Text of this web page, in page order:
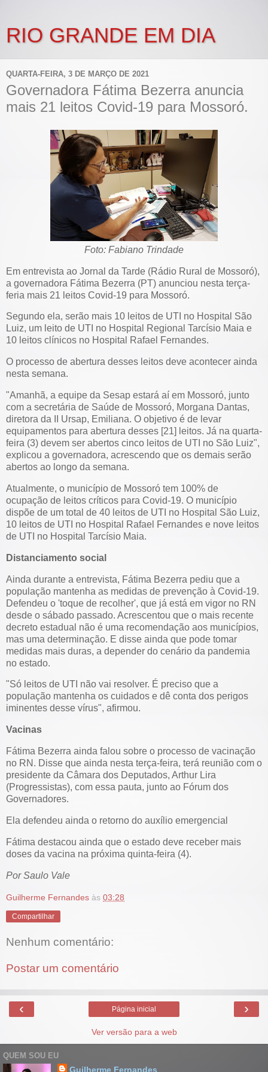
RIO GRANDE EM DIA
QUARTA-FEIRA, 3 DE MARÇO DE 2021
Governadora Fátima Bezerra anuncia
mais 21 leitos Covid-19 para Mossoró.
Foto: Fabiano Trindade
Em entrevista ao Jornal da Tarde (Rádio Rural de Mossoró),
a governadora Fátima Bezerra (PT) anunciou nesta terça-
feria mais 21 leitos Covid-19 para Mossoró.
Segundo ela, serão mais 10 leitos de UTI no Hospital São
Luiz, um leito de UTI no Hospital Regional Tarcísio Maia e
10 leitos clínicos no Hospital Rafael Fernandes.
O processo de abertura desses leitos deve acontecer ainda
nesta semana.
"Amanhã, a equipe da Sesap estará aí em Mossoró, junto
com a secretária de Saúde de Mossoró, Morgana Dantas,
diretora da II Ursap, Emiliana. O objetivo é de levar
equipamentos para abertura desses [21] leitos. Já na quarta-
feira (3) devem ser abertos cinco leitos de UTI no São Luiz",
explicou a governadora, acrescendo que os demais serão
abertos ao longo da semana.
Atualmente, o município de Mossoró tem 100% de
ocupação de leitos críticos para Covid-19. O município
dispõe de um total de 40 leitos de UTI no Hospital São Luiz,
10 leitos de UTI no Hospital Rafael Fernandes e nove leitos
de UTI no Hospital Tarcísio Maia.
Distanciamento social
Ainda durante a entrevista, Fátima Bezerra pediu que a
população mantenha as medidas de prevenção à Covid-19.
Defendeu o 'toque de recolher', que já está em vigor no RN
desde o sábado passado. Acrescentou que o mais recente
decreto estadual não é uma recomendação aos municípios,
mas uma determinação. E disse ainda que pode tomar
medidas mais duras, a depender do cenário da pandemia
no estado.
"Só leitos de UTI não vai resolver. É preciso que a
população mantenha os cuidados e dê conta dos perigos
iminentes desse vírus", afirmou.
Vacinas
Fátima Bezerra ainda falou sobre o processo de vacinação
no RN. Disse que ainda nesta terça-feira, terá reunião com o
presidente da Câmara dos Deputados, Arthur Lira
(Progressistas), com essa pauta, junto ao Fórum dos
Governadores.
Ela defendeu ainda o retorno do auxílio emergencial
Fátima destacou ainda que o estado deve receber mais
doses da vacina na próxima quinta-feira (4).
Por Saulo Vale
Guilherme Fernandes às 03:28
Compartilhar
Nenhum comentário:
Postar um comentário
‹ ›
Página inicial
Ver versão para a web
QUEM SOU EU
Guilherme Fernandes